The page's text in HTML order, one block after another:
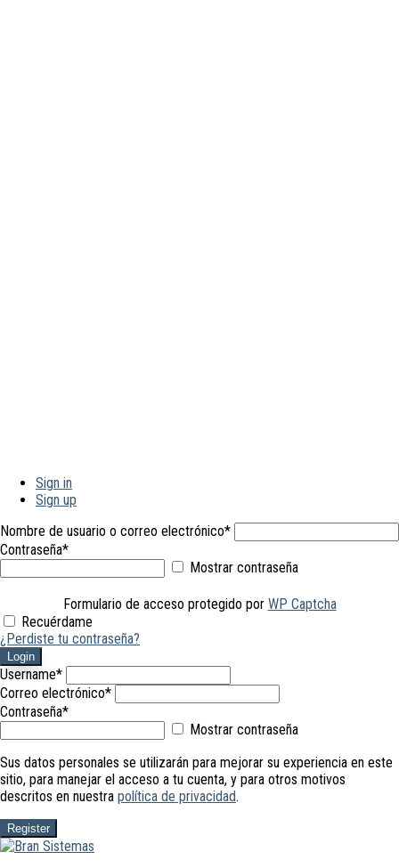
Sign in
Sign up
Nombre de usuario o correo electrónico*
Contraseña*
Mostrar contraseña
Formulario de acceso protegido por WP Captcha
Recuérdame
¿Perdiste tu contraseña?
Login
Username*
Correo electrónico*
Contraseña*
Mostrar contraseña
Sus datos personales se utilizarán para mejorar su experiencia en este
sitio, para manejar el acceso a tu cuenta, y para otros motivos
descritos en nuestra política de privacidad.
Register